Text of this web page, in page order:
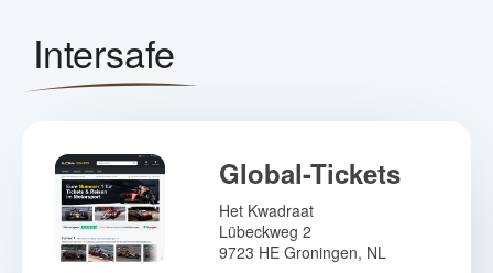
Global-Tickets
Het Kwadraat
Lübeckweg 2
9723 HE Groningen, NL